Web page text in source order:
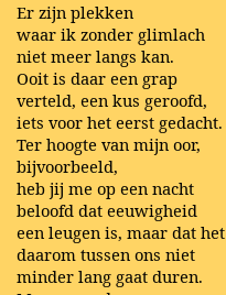
Er zijn plekken
waar ik zonder glimlach
niet meer langs kan.
Ooit is daar een grap
verteld, een kus geroofd,
iets voor het eerst gedacht.
Ter hoogte van mijn oor,
bijvoorbeeld,
heb jij me op een nacht
beloofd dat eeuwigheid
een leugen is, maar dat het
daarom tussen ons niet
minder lang gaat duren.